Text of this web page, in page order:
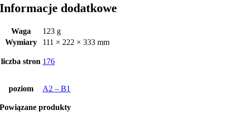
Informacje dodatkowe
Waga
123 g
Wymiary
111 × 222 × 333 mm
liczba stron 176
poziom A2 – B1
Powiązane produkty